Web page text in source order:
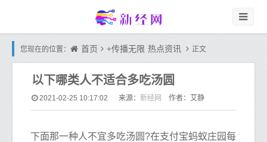
您现在的位置： 首页 +传播无限 热点资讯 正文
以下哪类人不适合多吃汤圆
2021-02-25 10:17:02 来源： 新经网 作者：艾静
下面那一种人不宜多吃汤圆?在支付宝蚂蚁庄园每